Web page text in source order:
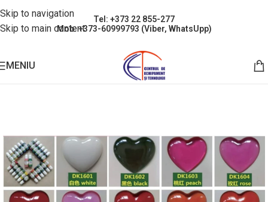
Skip to navigation
Skip to main content
Tel: +373 22 855-277
Mob: +373-60999793 (Viber, WhatsUpp)
MENIU